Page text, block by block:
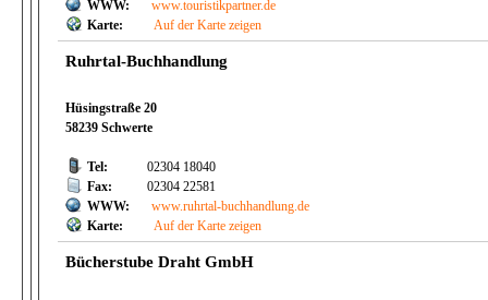
WWW:
www.touristikpartner.de
Karte:
Auf der Karte zeigen
Ruhrtal-Buchhandlung
Hüsingstraße 20
58239 Schwerte
Tel:
02304 18040
Fax:
02304 22581
WWW:
www.ruhrtal-buchhandlung.de
Karte:
Auf der Karte zeigen
Bücherstube Draht GmbH